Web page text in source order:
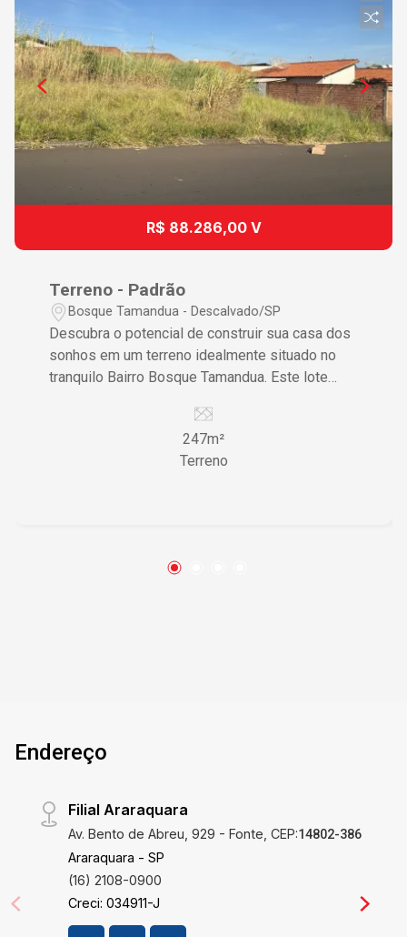
R$ 88.286,00 V
Terreno - Padrão
Bosque Tamandua - Descalvado/SP
Descubra o potencial de construir sua casa dos
sonhos em um terreno idealmente situado no
tranquilo Bairro Bosque Tamandua. Este lote
estratégica e espaço generoso para criar uma
residência personalizada. Características do
permitindo otimização do espaço construído •
lazer como jardins e piscina, tornando o lar um
verdadeiro refúgio privado. Além disso, a
melhoram significativamente sua qualidade de
vida, proporcionando um ambiente ideal para
crescer e prosperar. Localização Privilegiada
Localizado no Bairro Bosque Tamandua, em
Descalvado, este terreno oferece uma vida
cotidiana cercada por natureza, garantindo uma
247m²
Terreno
Endereço
Filial Araraquara
Av. Bento de Abreu, 929 - Fonte, CEP:14802-386
Araraquara - SP
(16) 2108-0900
Creci: 034911-J